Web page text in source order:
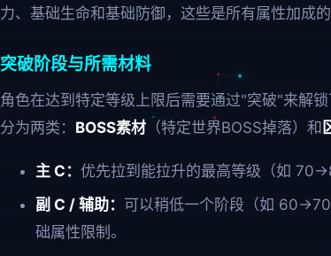
力、基础生命和基础防御，这些是所有属性加成的
突破阶段与所需材料
角色在达到特定等级上限后需要通过"突破"来解
分为两类： BOSS素材 （特定世界BOSS掉落）和
主 C： 优先拉到能拉升的最高等级（如
副 C / 辅助： 可以稍低一个阶段（如
础属性限制。